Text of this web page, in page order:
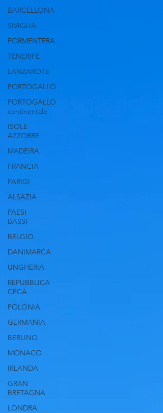
BARCELLONA
SIVIGLIA
FORMENTERA
TENERIFE
LANZAROTE
PORTOGALLO
PORTOGALLO
continentale
ISOLE
AZZORRE
MADEIRA
FRANCIA
PARIGI
ALSAZIA
PAESI
BASSI
BELGIO
DANIMARCA
UNGHERIA
REPUBBLICA
CECA
POLONIA
GERMANIA
BERLINO
MONACO
IRLANDA
GRAN
BRETAGNA
LONDRA